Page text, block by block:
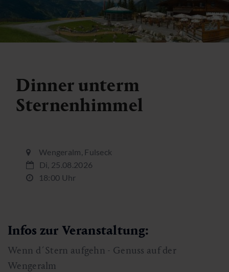
Dinner unterm
Sternenhimmel
Wengeralm, Fulseck
Di, 25.08.2026
18:00 Uhr
Infos zur Veranstaltung:
Wenn d´Stern aufgehn - Genuss auf der
Wengeralm